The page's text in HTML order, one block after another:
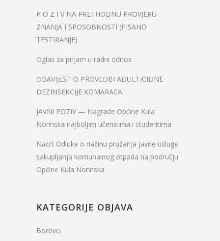
P O Z I V NA PRETHODNU PROVJERU
ZNANJA I SPOSOBNOSTI (PISANO
TESTIRANJE)
Oglas za prijam u radni odnos
OBAVIJEST O PROVEDBI ADULTICIDNE
DEZINSEKCIJE KOMARACA
JAVNI POZIV — Nagrade Općine Kula
Norinska najboljim učenicima i studentima
Nacrt Odluke o načinu pružanja javne usluge
sakupljanja komunalnog otpada na području
Općine Kula Norinska
KATEGORIJE OBJAVA
Borovci